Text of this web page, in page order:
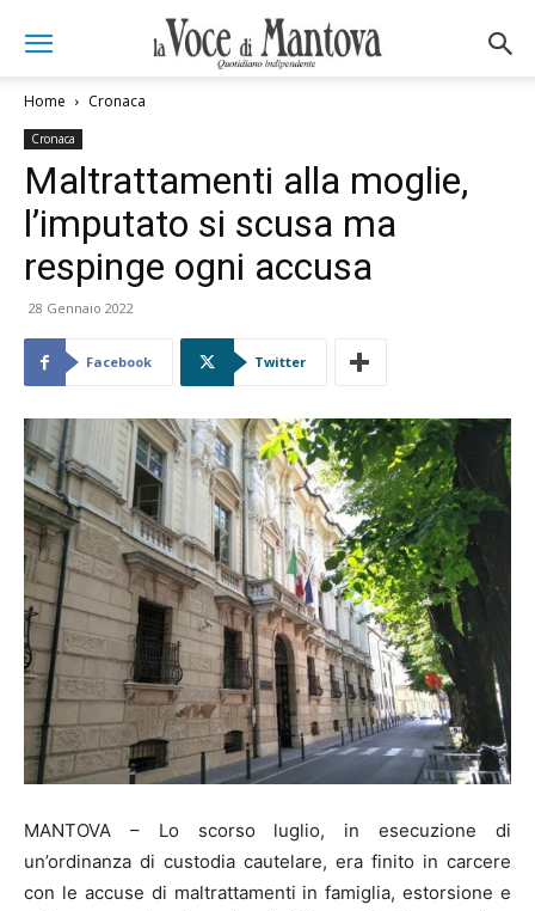
Home Cronaca
Cronaca
Maltrattamenti alla moglie,
l’imputato si scusa ma
respinge ogni accusa
28 Gennaio 2022
Facebook Twitter
MANTOVA – Lo scorso luglio, in esecuzione di
un’ordinanza di custodia cautelare, era finito in carcere
con le accuse di maltrattamenti in famiglia, estorsione e